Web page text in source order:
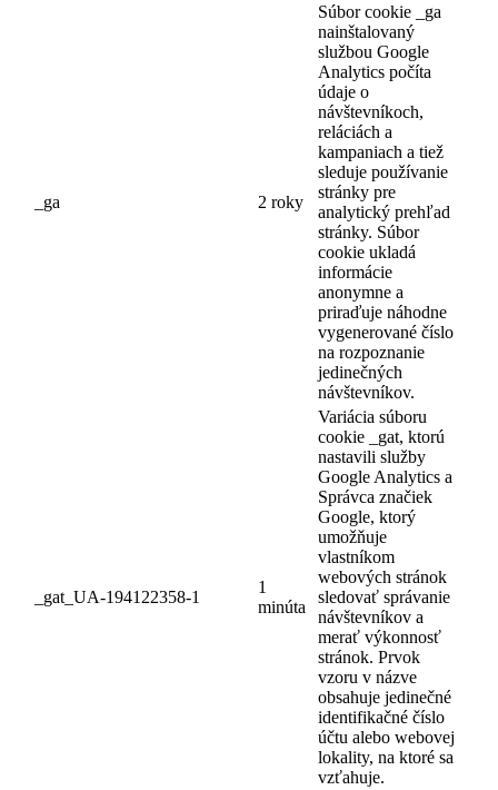
_ga 2 roky
Súbor cookie _ga
nainštalovaný
službou Google
Analytics počíta
údaje o
návštevníkoch,
reláciách a
kampaniach a tiež
sleduje používanie
stránky pre
analytický prehľad
stránky. Súbor
cookie ukladá
informácie
anonymne a
priraďuje náhodne
vygenerované číslo
na rozpoznanie
jedinečných
návštevníkov.
_gat_UA-194122358-1
1
minúta
Variácia súboru
cookie _gat, ktorú
nastavili služby
Google Analytics a
Správca značiek
Google, ktorý
umožňuje
vlastníkom
webových stránok
sledovať správanie
návštevníkov a
merať výkonnosť
stránok. Prvok
vzoru v názve
obsahuje jedinečné
identifikačné číslo
účtu alebo webovej
lokality, na ktoré sa
vzťahuje.